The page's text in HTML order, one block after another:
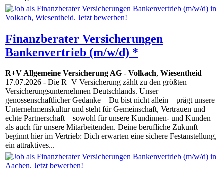
Finanzberater Versicherungen
Bankenvertrieb (m/w/d) *
R+V Allgemeine Versicherung AG - Volkach, Wiesentheid
17.07.2026 - Die R+V Versicherung zählt zu den größten
Versicherungsunternehmen Deutschlands. Unser
genossenschaftlicher Gedanke – Du bist nicht allein – prägt unsere
Unternehmenskultur und steht für Gemeinschaft, Vertrauen und
echte Partnerschaft – sowohl für unsere Kundinnen- und Kunden
als auch für unsere Mitarbeitenden. Deine berufliche Zukunft
beginnt hier im Vertrieb: Dich erwarten eine sichere Festanstellung,
ein attraktives...